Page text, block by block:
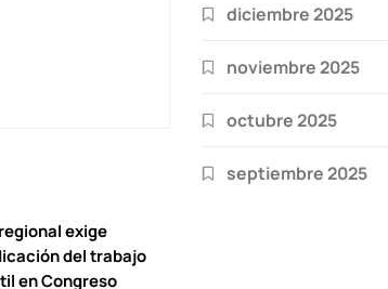
exige
del trabajo
en Congreso
diciembre 2025
noviembre 2025
octubre 2025
septiembre 2025